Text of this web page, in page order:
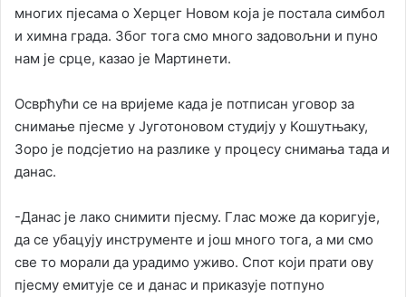
многих пјесама о Херцег Новом која је постала симбол
и химна града. Због тога смо много задовољни и пуно
нам је срце, казао је Мартинети.
Осврћући се на вријеме када је потписан уговор за
снимање пјесме у Југотоновом студију у Кошутњаку,
Зоро је подсјетио на разлике у процесу снимања тада и
данас.
-Данас је лако снимити пјесму. Глас може да коригује,
да се убацују инструменте и још много тога, а ми смо
све то морали да урадимо уживо. Спот који прати ову
пјесму емитује се и данас и приказује потпуно